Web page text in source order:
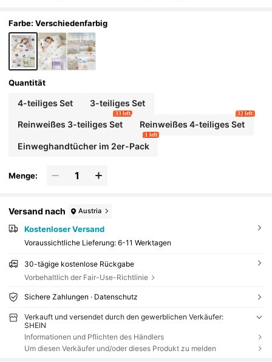
Farbe: Verschiedenfarbig
Quantität
4-teiliges Set 3-teiliges Set
Reinweißes 3-teiliges Set
33 left
Reinweißes 4-teiliges Set
32 left
Einweghandtücher im 2er-Pack
1 left
Menge:
Versand nach Austria
Kostenloser Versand
Voraussichtliche Lieferung: 6-11 Werktagen
30-tägige kostenlose Rückgabe
Vorbehaltlich der Fair-Use-Richtlinie
Sichere Zahlungen · Datenschutz
Verkauft und versendet durch den gewerblichen Verkäufer:
SHEIN
Informationen und Pflichten des Händlers
Um diesen Verkäufer und/oder dieses Produkt zu melden